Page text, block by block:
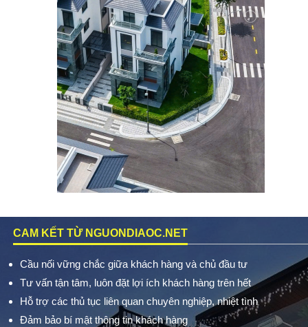
CAM KẾT TỪ NGUONDIAOC.NET
Cầu nối vững chắc giữa khách hàng và chủ đầu tư
Tư vấn tận tâm, luôn đặt lợi ích khách hàng trên hết
Hỗ trợ các thủ tục liên quan chuyên nghiệp, nhiệt tình
Đảm bảo bí mật thông tin khách hàng